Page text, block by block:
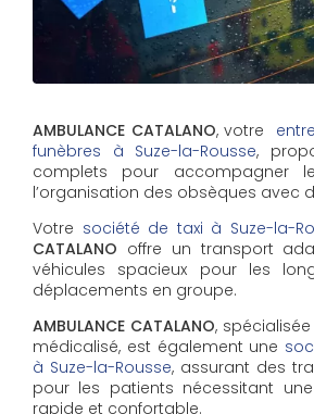
AMBULANCE CATALANO, votre
funèbres à Suze-la-Rousse,
complets pour accompagner
l’organisation des obsèques avec
Votre société de taxi à Suze-la-
CATALANO offre un transport
véhicules spacieux pour les
déplacements en groupe.
AMBULANCE CATALANO,
médicalisé, est également une
à Suze-la-Rousse, assurant des
pour les patients nécessitant
rapide et confortable.